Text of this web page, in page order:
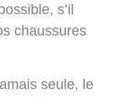
s’il
chaussures
seule, le